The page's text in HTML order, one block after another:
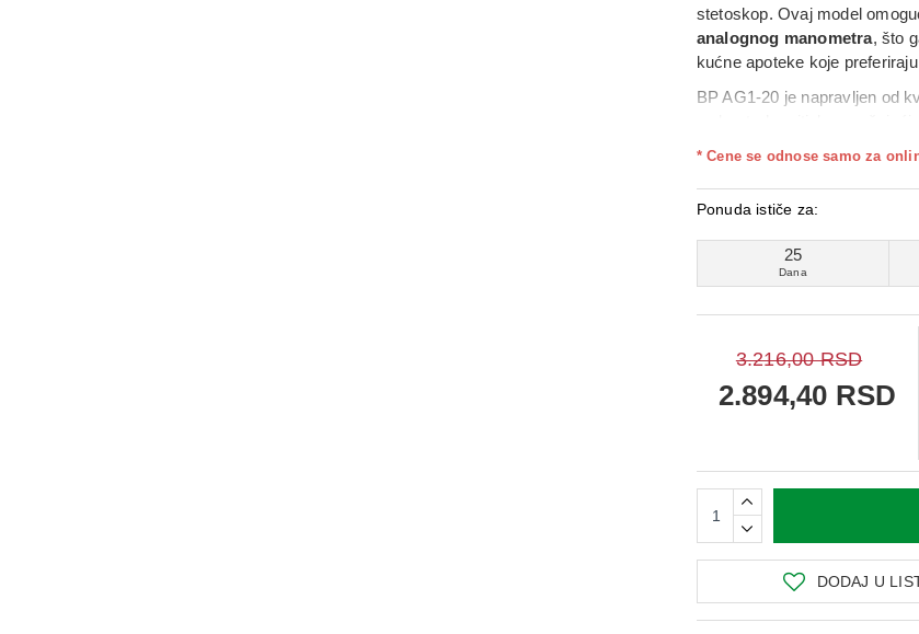
stetoskop. Ovaj model
analognog manometra, što
kućne apoteke koje
BP AG1‑20 je napravljen od
za kontrolu pritiska,
Ponuda ističe za:
25
Dana
* Cene se odnose samo za
2.894,40 RSD
3.216,00 RSD
DODAJ U